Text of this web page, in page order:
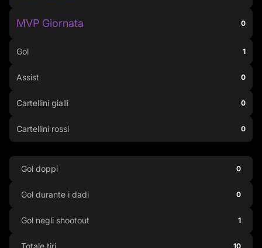
MVP Giornata 0
Gol 1
Assist 0
Cartellini gialli 0
Cartellini rossi 0
Gol doppi 0
Gol durante i dadi 0
Gol negli shootout 1
10